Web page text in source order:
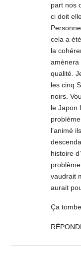
part nos
ci doit
cela a
la
qualité.
les cinq
noirs.
le Japon
l’animé
histoire
vaudrait
aurait
Ça